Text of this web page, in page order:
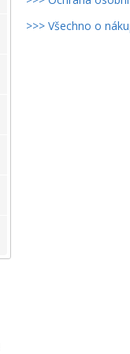
>>> Všechno o